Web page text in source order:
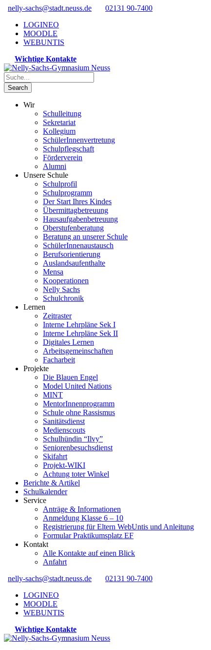
nelly-sachs@stadt.neuss.de
02131 90-7400
LOGINEO
MOODLE
WEBUNTIS
Wichtige Kontakte
Wir
Schulleitung
Sekretariat
Kollegium
SchülerInnenvertretung
Schulpflegschaft
Förderverein
Alumni
Unsere Schule
Schulprofil
Schulprogramm
Der Start Ihres Kindes
Übermittagbetreuung
Hausaufgabenbetreuung
Oberstufenberatung
Beratung an unserer Schule
SchülerInnenaustausch
Berufsorientierung
Auslandsaufenthalte
Mensa
Kooperationen
Nelly Sachs
Schulchronik
Lernen
Zeitraster
Interne Lehrpläne Sek I
Interne Lehrpläne Sek II
Digitales Lernen
Arbeitsgemeinschaften
Facharbeit
Projekte
Die Blauen Engel
Model United Nations
MINT
MentorInnenprogramm
Schule ohne Rassismus
Sanitätsdienst
Medienscouts
Schulhündin “Ilvy”
Seniorenbesuchsdienst
Skifahrt
Projekt-WIKI
Achtung toter Winkel
Berichte & Artikel
Schulkalender
Service
Anträge & Informationen
Anmeldung Klasse 6 – 10
Registrierung für Eltern WebUntis und Anleitung
Formular Praktikumsplatz EF
Kontakt
Alle Kontakte auf einen Blick
Anfahrt
nelly-sachs@stadt.neuss.de
02131 90-7400
LOGINEO
MOODLE
WEBUNTIS
Wichtige Kontakte